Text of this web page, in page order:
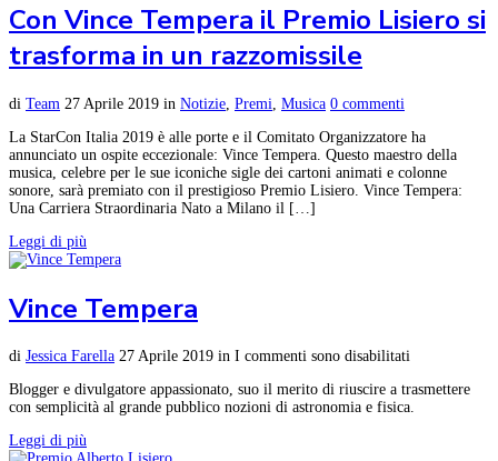
Con Vince Tempera il Premio Lisiero si
trasforma in un razzomissile
di Team 27 Aprile 2019 in Notizie Premi Musica 0 commenti
La StarCon Italia 2019 è alle porte e il Comitato Organizzatore ha
annunciato un ospite eccezionale: Vince Tempera. Questo maestro della
musica, celebre per le sue iconiche sigle dei cartoni animati e colonne
sonore, sarà premiato con il prestigioso Premio Lisiero. Vince Tempera:
Una Carriera Straordinaria Nato a Milano il […]
Leggi di più
Vince Tempera
di Jessica Farella 27 Aprile 2019 in I commenti sono disabilitati
Blogger e divulgatore appassionato, suo il merito di riuscire a trasmettere
con semplicità al grande pubblico nozioni di astronomia e fisica.
Leggi di più